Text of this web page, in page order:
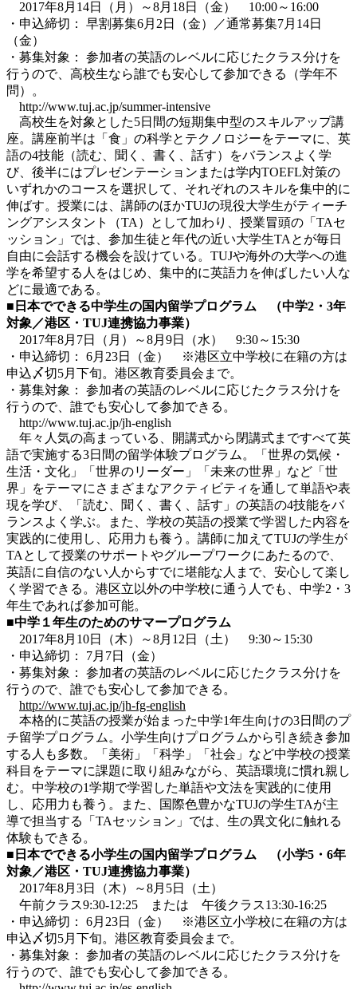
2017年8月14日（月）～8月18日（金） 10:00～16:00
・申込締切： 早割募集6月2日（金）／通常募集7月14日
（金）
・募集対象： 参加者の英語のレベルに応じたクラス分けを
行うので、高校生なら誰でも安心して参加できる（学年不
問）。
http://www.tuj.ac.jp/summer-intensive
高校生を対象とした5日間の短期集中型のスキルアップ講
座。講座前半は「食」の科学とテクノロジーをテーマに、英
語の4技能（読む、聞く、書く、話す）をバランスよく学
び、後半にはプレゼンテーションまたは学内TOEFL対策の
いずれかのコースを選択して、それぞれのスキルを集中的に
伸ばす。授業には、講師のほかTUJの現役大学生がティーチ
ングアシスタント（TA）として加わり、授業冒頭の「TAセ
ッション」では、参加生徒と年代の近い大学生TAとが毎日
自由に会話する機会を設けている。TUJや海外の大学への進
学を希望する人をはじめ、集中的に英語力を伸ばしたい人な
どに最適である。
■日本でできる中学生の国内留学プログラム （中学2・3年
対象／港区・TUJ連携協力事業）
2017年8月7日（月）～8月9日（水） 9:30～15:30
・申込締切： 6月23日（金） ※港区立中学校に在籍の方は
申込〆切5月下旬。港区教育委員会まで。
・募集対象： 参加者の英語のレベルに応じたクラス分けを
行うので、誰でも安心して参加できる。
http://www.tuj.ac.jp/jh-english
年々人気の高まっている、開講式から閉講式まですべて英
語で実施する3日間の留学体験プログラム。「世界の気候・
生活・文化」「世界のリーダー」「未来の世界」など「世
界」をテーマにさまざまなアクティビティを通して単語や表
現を学び、「読む、聞く、書く、話す」の英語の4技能をバ
ランスよく学ぶ。また、学校の英語の授業で学習した内容を
実践的に使用し、応用力も養う。講師に加えてTUJの学生が
TAとして授業のサポートやグループワークにあたるので、
英語に自信のない人からすでに堪能な人まで、安心して楽し
く学習できる。港区立以外の中学校に通う人でも、中学2・3
年生であれば参加可能。
■中学１年生のためのサマープログラム
2017年8月10日（木）～8月12日（土） 9:30～15:30
・申込締切： 7月7日（金）
・募集対象： 参加者の英語のレベルに応じたクラス分けを
行うので、誰でも安心して参加できる。
http://www.tuj.ac.jp/jh-fg-english
本格的に英語の授業が始まった中学1年生向けの3日間のプ
チ留学プログラム。小学生向けプログラムから引き続き参加
する人も多数。「美術」「科学」「社会」など中学校の授業
科目をテーマに課題に取り組みながら、英語環境に慣れ親し
む。中学校の1学期で学習した単語や文法を実践的に使用
し、応用力も養う。また、国際色豊かなTUJの学生TAが主
導で担当する「TAセッション」では、生の異文化に触れる
体験もできる。
■日本でできる小学生の国内留学プログラム （小学5・6年
対象／港区・TUJ連携協力事業）
2017年8月3日（木）～8月5日（土）
午前クラス9:30-12:25 または 午後クラス13:30-16:25
・申込締切： 6月23日（金） ※港区立小学校に在籍の方は
申込〆切5月下旬。港区教育委員会まで。
・募集対象： 参加者の英語のレベルに応じたクラス分けを
行うので、誰でも安心して参加できる。